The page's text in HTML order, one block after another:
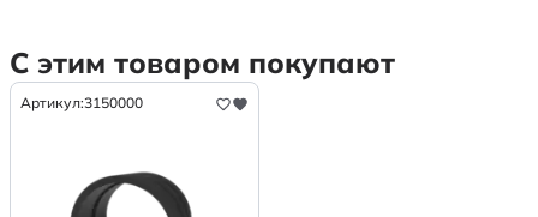
С этим товаром покупают
Артикул:3150000